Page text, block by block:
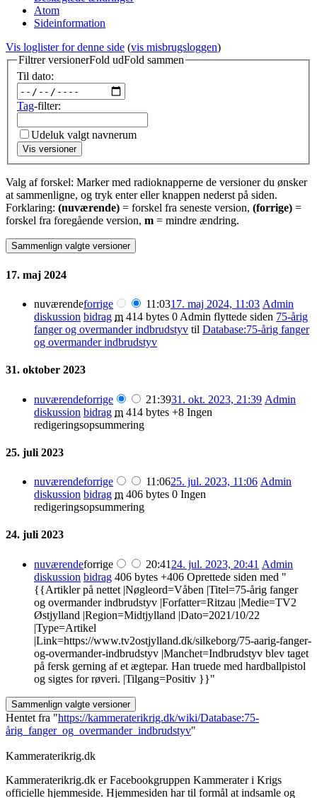
Atom
Sideinformation
Vis loglister for denne side (vis misbrugsloggen)
Filtrer versionerFold udFold sammen
Til dato:
Tag-filter:
Udeluk valgt navnerum
Vis versioner
Valg af forskel: Marker med radioknapperne de versioner du ønsker
at sammenligne, og tryk enter eller knappen nederst på siden.
Forklaring: (nuværende) = forskel fra seneste version, (forrige) =
forskel fra foregående version, m = mindre ændring.
17. maj 2024
nuværendeforrige 11:0317. maj 2024, 11:03 Admin
diskussion bidrag m 414 bytes 0 Admin flyttede siden 75-årig
fanger og overmander indbrudstyv til Database:75-årig fanger
og overmander indbrudstyv
31. oktober 2023
nuværendeforrige 21:3931. okt. 2023, 21:39 Admin
diskussion bidrag m 414 bytes +8 Ingen
redigeringsopsummering
25. juli 2023
nuværendeforrige 11:0625. jul. 2023, 11:06 Admin
diskussion bidrag m 406 bytes 0 Ingen
redigeringsopsummering
24. juli 2023
nuværendeforrige 20:41 24. jul. 2023, 20:41 Admin
diskussion bidrag 406 bytes +406 Oprettede siden med "
{{Artikler på nettet |Nøgleord=Våben |Titel=75-årig fanger
og overmander indbrudstyv |Forfatter=Ritzau |Medie=TV2
Østjylland |Region=Midtjylland |Dato=2021/10/22
|Type=Artikel
|Link=https://www.tv2ostjylland.dk/silkeborg/75-aarig-fanger-
og-overmander-indbrudstyv |Manchet=Indbrudstyv blev taget
på fersk gerning af et ægtepar. Han truede med hardballpistol
og sigtes for røveri. |Tilgang=Positiv }}"
Hentet fra "https://kammeraterikrig.dk/wiki/Database:75-
årig_fanger_og_overmander_indbrudstyv"
Kammeraterikrig.dk
Kammeraterikrig.dk er Facebookgruppen Kammerater i Krigs
officielle hjemmeside. Hjemmesiden har til formål at indsamle og